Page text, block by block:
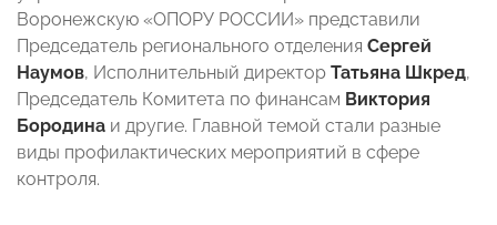
Воронежскую «ОПОРУ РОССИИ» представили
Председатель регионального отделения Сергей
Наумов, Исполнительный директор Татьяна Шкред,
Председатель Комитета по финансам Виктория
Бородина и другие. Главной темой стали разные
виды профилактических мероприятий в сфере
контроля.